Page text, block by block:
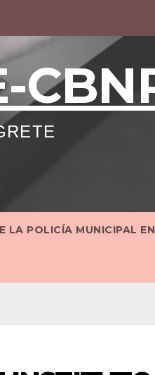
LA POLICÍA MUNICIPAL